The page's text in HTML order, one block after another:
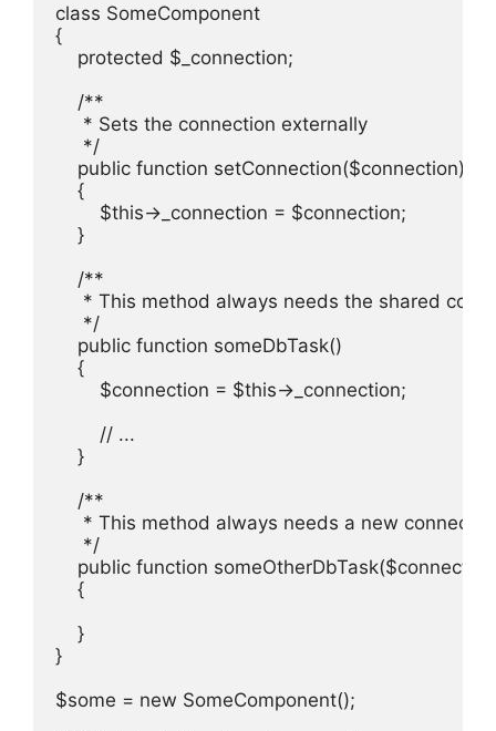
class SomeComponent
{
    protected $_connection;
    /**
     * Sets the connection externally
     */
    public function setConnection($connection)
    {
        $this->_connection = $connection;
    }
    /**
* This method always needs the shared
     */
    public function someDbTask()
    {
        $connection = $this->_connection;
        // ...
    }
    /**
* This method always needs a new
     */
public function
    {
    }
}
$some = new SomeComponent();